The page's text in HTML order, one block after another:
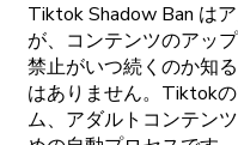
Tiktok Shadow Ban は
が、コンテンツのアッ
禁止がいつ続くのか知
はありません。Tiktok
ム、アダルトコンテン